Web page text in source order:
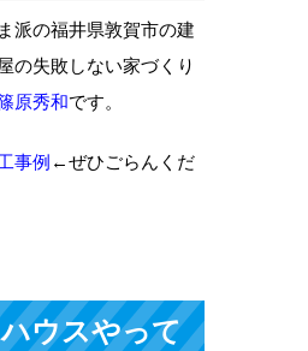
派の福井県敦賀市の建
の失敗しない家づくり
原秀和です。
事例 ←ぜひごらんくだ
ウスやって